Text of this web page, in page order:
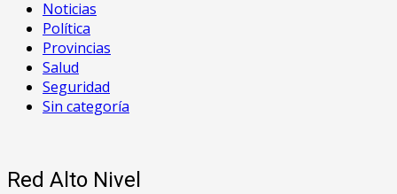
Noticias
Política
Provincias
Salud
Seguridad
Sin categoría
Red Alto Nivel